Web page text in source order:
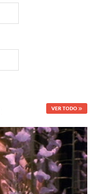
VER TODO